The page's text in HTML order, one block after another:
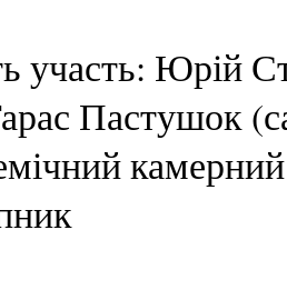
участь: Юрій
Пастушок